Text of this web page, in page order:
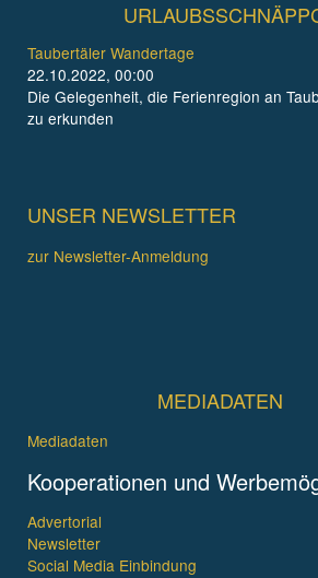
Taubertäler Wandertage
22.10.2022, 00:00
Die Gelegenheit, die Ferienregion an
zu erkunden
UNSER NEWSLETTER
zur Newsletter-Anmeldung
MEDIADATEN
Mediadaten
Kooperationen und
Advertorial
Newsletter
Social Media Einbindung